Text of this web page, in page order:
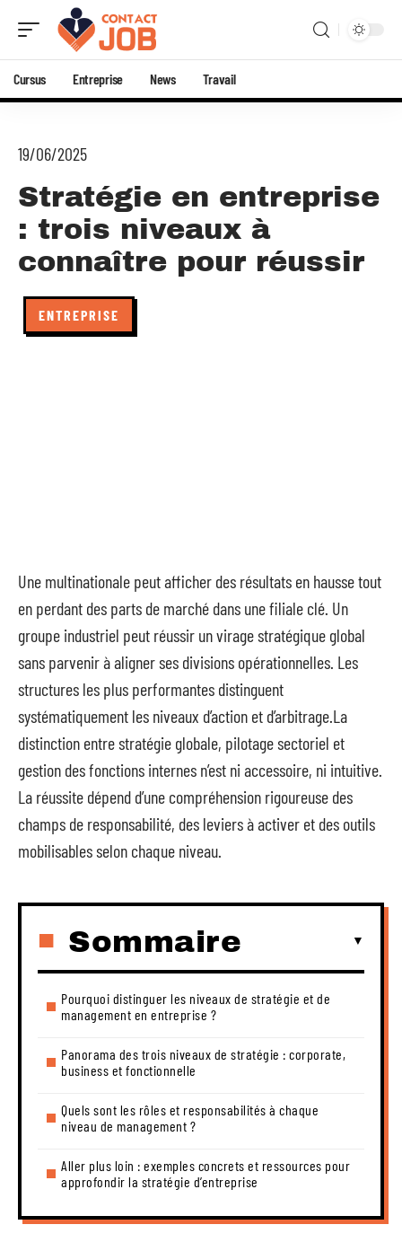
Cursus Entreprise News Travail
19/06/2025
Stratégie en entreprise
: trois niveaux à
connaître pour réussir
ENTREPRISE
Une multinationale peut afficher des résultats en hausse tout
en perdant des parts de marché dans une filiale clé. Un
groupe industriel peut réussir un virage stratégique global
sans parvenir à aligner ses divisions opérationnelles. Les
structures les plus performantes distinguent
systématiquement les niveaux d’action et d’arbitrage.La
distinction entre stratégie globale, pilotage sectoriel et
gestion des fonctions internes n’est ni accessoire, ni intuitive.
La réussite dépend d’une compréhension rigoureuse des
champs de responsabilité, des leviers à activer et des outils
mobilisables selon chaque niveau.
Sommaire
Pourquoi distinguer les niveaux de stratégie et de
management en entreprise ?
Panorama des trois niveaux de stratégie : corporate,
business et fonctionnelle
Quels sont les rôles et responsabilités à chaque
niveau de management ?
Aller plus loin : exemples concrets et ressources pour
approfondir la stratégie d’entreprise